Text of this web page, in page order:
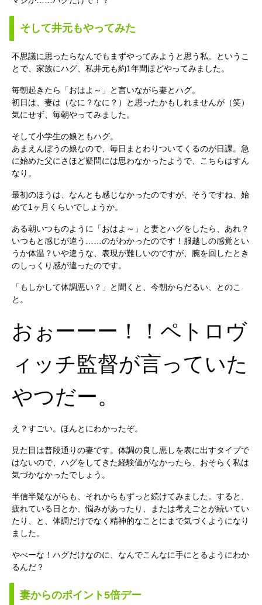
そして井元もやってみた
不思議に思ったらなんでもまずやってみようと思う私。というこ
とで、家族にハグ、私井元も約1年間ほどやってみました。
毎朝起きたら「おはよ～」と言いながら妻とハグ。
初日は、妻は（なに？なに？）と思ったかもしれませんが（笑）
気にせず、毎朝やってみました。
そして小学生の娘ともハグ。
あまえんぼうの娘なので、毎日まとわりついてくるのが日課。急
に始めた父にさほど疑問には思わなかったようで、こちらはすん
なり。
最初のほうは、なんとも感じなかったのですが、そうですね、始
めて1ヶ月くらいでしょうか。
ある朝いつものように「おはよ～」と妻とハグをしたら、あれ？
いつもと感じが違う……のがわかったのです！服越しの感覚とい
うか体温？いや違うな、表現が難しいのですが、腕を回したとき
のしっくり感が違ったのです。
「もしかして体調悪い？」と聞くと、今朝からだるい、とのこ
と。
おぉーーー！！ペトロヴ
ィッチ監督が言っていた
やつだー。
え？すごい。ほんとにわかったぞ。
見た目は普段通りの妻です。体調の良し悪しを表に出すタイプで
はないので、ハグをしてきた経験値がなかったら、おそらく私は
気づかなかったでしょう。
半信半疑ながらも、それからもずっと続けてみました。すると、
疲れている日とか、悩みがあったり、または考えごとが続いてい
たり、と、体調だけでなく精神的なことにまで気づくようになり
ました。
やべーな！ハグだけなのに、なんでこんなに手にとるようにわか
るんだ？
妻からのポイント5倍デー